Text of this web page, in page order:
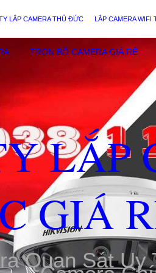
LẮP CAMERA THỦ ĐỨC LẮP CAMERA WIFI
TRỌN BỘ CAMERA GIÁ RẺ
LẮP
GIÁ
Quan Sát